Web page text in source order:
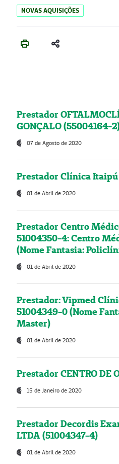
NOVAS AQUISIÇÕES
Prestador
GONÇALO (55004164-
07 de Agosto de 2020
Prestador Clínica
01 de Abril de 2020
Prestador Centro
51004350-4: Centro
(Nome Fantasia:
01 de Abril de 2020
Prestador: Vipmed
51004349-0 (Nome
Master)
01 de Abril de 2020
Prestador CENTRO DE
15 de Janeiro de 2020
Prestador Decordis
LTDA (51004347-4)
01 de Abril de 2020